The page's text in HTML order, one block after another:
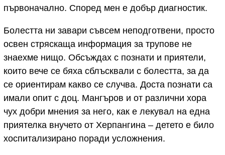
първоначално. Според мен е добър диагностик.
Болестта ни завари съвсем неподготвени, просто
освен стряскаща информация за трупове не
знаехме нищо. Обсъждах с познати и приятели,
които вече се бяха сблъсквали с болестта, за да
се ориентирам какво се случва. Доста познати са
имали опит с доц. Мангъров и от различни хора
чух добри мнения за него, как е лекувал на една
приятелка внучето от Херпангина – детето е било
хоспитализирано поради усложнения.